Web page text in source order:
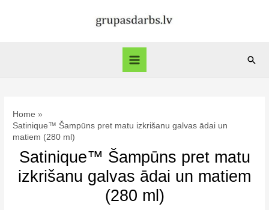
Main
Home
Satinique™ Šampūns pret matu izkrišanu galvas ādai un
matiem (280 ml)
Satinique™ Šampūns pret matu
izkrišanu galvas ādai un matiem
(280 ml)